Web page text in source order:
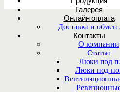
Галерея
Онлайн оплата
Доставка и обмен
Контакты
О компании
Статьи
Люки под
Люки под